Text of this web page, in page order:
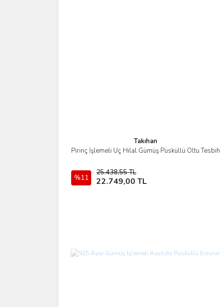
Takıhan
Pirinç İşlemeli Üç Hilal Gümüş Püsküllü Oltu Tesbih
%11
25.438,55 TL
22.749,00 TL
İncele
Sepete Ekle